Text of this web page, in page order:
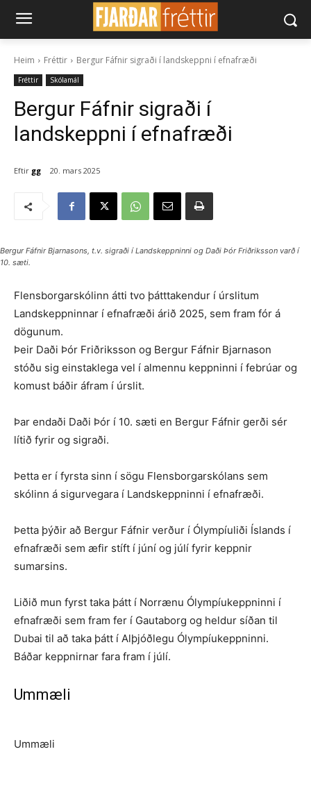
Heim Fréttir Bergur Fáfnir sigraði í landskeppni í efnafræði
Fréttir Skólamál
Bergur Fáfnir sigraði í
landskeppni í efnafræði
Eftir gg 20. mars 2025
Bergur Fáfnir Bjarnasons, t.v. sigraði í Landskeppninni og Daði Þór Friðriksson varð í
10. sæti.
Flensborgarskólinn átti tvo þátttakendur í úrslitum
Landskeppninnar í efnafræði árið 2025, sem fram fór á
dögunum.
Þeir Daði Þór Friðriksson og Bergur Fáfnir Bjarnason
stóðu sig einstaklega vel í almennu keppninni í febrúar og
komust báðir áfram í úrslit.
Þar endaði Daði Þór í 10. sæti en Bergur Fáfnir gerði sér
lítið fyrir og sigraði.
Þetta er í fyrsta sinn í sögu Flensborgarskólans sem
skólinn á sigurvegara í Landskeppninni í efnafræði.
Þetta þýðir að Bergur Fáfnir verður í Ólympíuliði Íslands í
efnafræði sem æfir stíft í júní og júlí fyrir keppnir
sumarsins.
Liðið mun fyrst taka þátt í Norrænu Ólympíukeppninni í
efnafræði sem fram fer í Gautaborg og heldur síðan til
Dubai til að taka þátt í Alþjóðlegu Ólympíukeppninni.
Báðar keppnirnar fara fram í júlí.
Ummæli
Ummæli